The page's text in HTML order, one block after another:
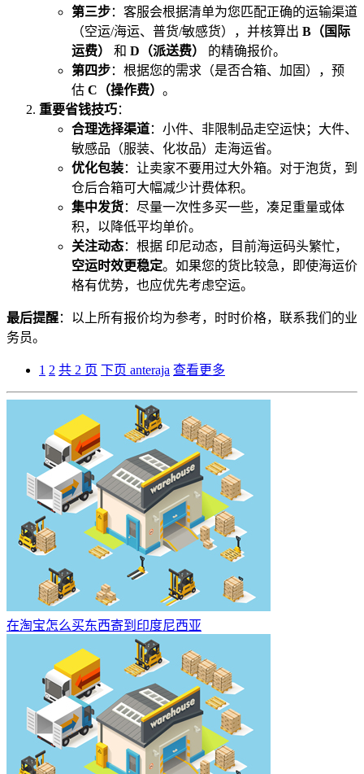
第三步：客服会根据清单为您匹配正确的运输渠道
（空运/海运、普货/敏感货），并核算出 B（国际
运费）
和 D（派送费）
的精确报价。
第四步：根据您的需求（是否合箱、加固），预
估 C（操作费） 。
重要省钱技巧：
合理选择渠道：小件、非限制品走空运快；大件、
敏感品（服装、化妆品）走海运省。
优化包装：让卖家不要用过大外箱。对于泡货，到
仓后合箱可大幅减少计费体积。
集中发货：尽量一次性多买一些，凑足重量或体
积，以降低平均单价。
关注动态：根据 印尼动态，目前海运码头繁忙，
空运时效更稳定。如果您的货比较急，即使海运价
格有优势，也应优先考虑空运。
最后提醒：以上所有报价均为参考，时时价格，联系我们的业
务员。
1 2 共 2 页 下页 anteraja 查看更多
在淘宝怎么买东西寄到印度尼西亚